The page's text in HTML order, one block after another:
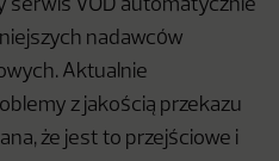
serwis VOD automatycznie
nadawców
Aktualnie
z jakością przekazu
że jest to przejściowe i